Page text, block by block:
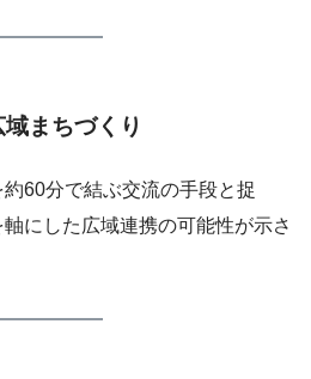
まちづくり
60分で結ぶ交流の手段と捉
にした広域連携の可能性が示さ